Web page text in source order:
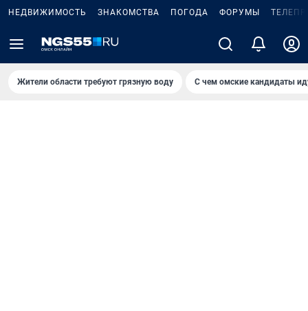
НЕДВИЖИМОСТЬ ЗНАКОМСТВА ПОГОДА ФОРУМЫ
Жители области требуют грязную воду С чем омские кандидаты